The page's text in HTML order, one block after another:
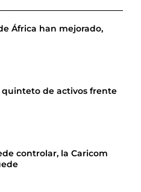
África han mejorado,
de activos frente
controlar, la Caricom